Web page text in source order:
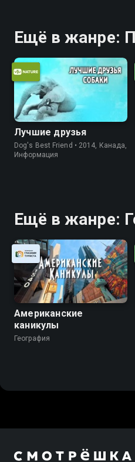
Ещё в жанре:
Лучшие друзья
Dog's Best Friend • 2014, Канада,
Информация
Ещё в жанре:
Американские
каникулы
География